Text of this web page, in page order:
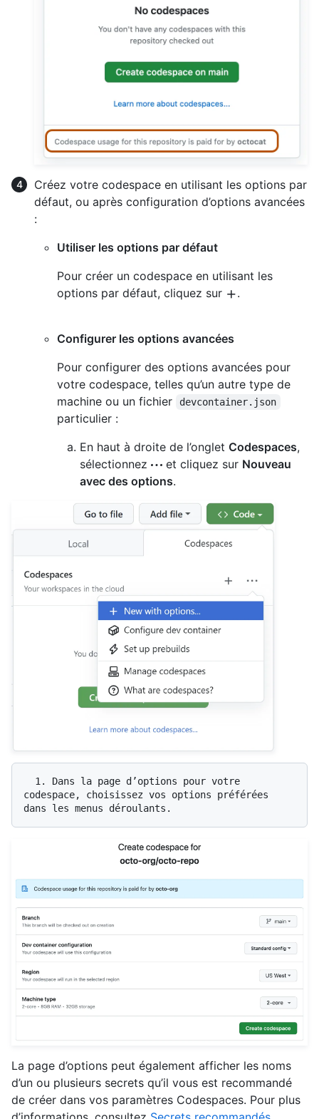
Créez votre codespace en utilisant les options par
défaut, ou après configuration d’options avancées
:
Utiliser les options par défaut
Pour créer un codespace en utilisant les
options par défaut, cliquez sur
.
Configurer les options avancées
Pour configurer des options avancées pour
votre codespace, telles qu’un autre type de
machine ou un fichier
devcontainer.json
particulier :
En haut à droite de l’onglet Codespaces,
sélectionnez
et cliquez sur Nouveau
avec des options.
codespace, choisissez vos options préférées
La page d’options peut également afficher les noms
d’un ou plusieurs secrets qu’il vous est recommandé
de créer dans vos paramètres Codespaces. Pour plus